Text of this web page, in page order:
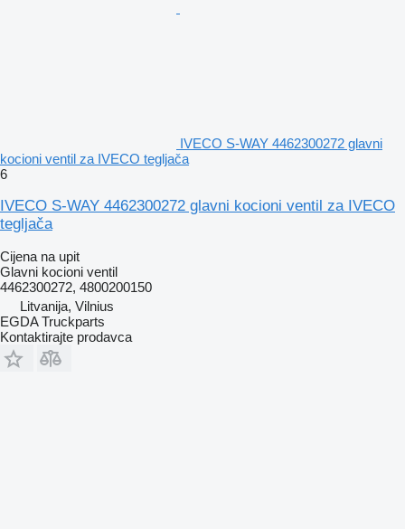
IVECO S-WAY 4462300272 glavni
kocioni ventil za IVECO tegljača
6
IVECO S-WAY 4462300272 glavni kocioni ventil za IVECO
tegljača
Cijena na upit
Glavni kocioni ventil
4462300272, 4800200150
Litvanija, Vilnius
EGDA Truckparts
Kontaktirajte prodavca